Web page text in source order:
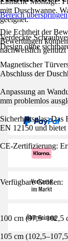
mitt Duschwanne.
geeignet.
Verdeckte
Design ohne
Magnetischer
Abschluss der
Anpassung an
mm problemlos
Sicherheitsglas:
EN 12150 und bietet
CE-Zertifizierung:
Verfügbare Größen:
100 cm (97,5–102,5
105 cm
Bereich überspringen
Die Echtheit der
Bewertungen
nachweislich